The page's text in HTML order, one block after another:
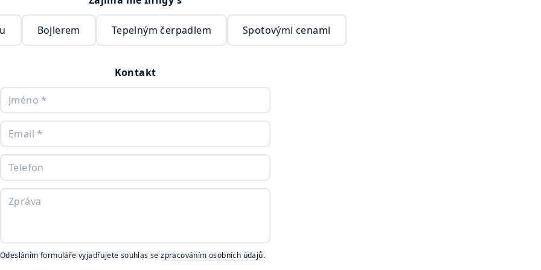
Bojlerem Tepelným čerpadlem Spotovými cenami
Kontakt
Odesláním formuláře vyjadřujete souhlas se zpracováním osobních údajů.